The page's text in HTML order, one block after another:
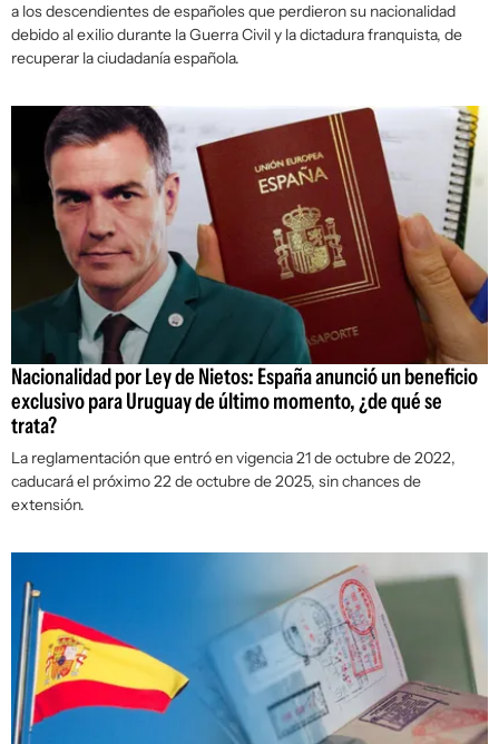
a los descendientes de españoles que perdieron su nacionalidad
debido al exilio durante la Guerra Civil y la dictadura franquista, de
recuperar la ciudadanía española.
Nacionalidad por Ley de Nietos: España anunció un beneficio
exclusivo para Uruguay de último momento, ¿de qué se
trata?
La reglamentación que entró en vigencia 21 de octubre de 2022,
caducará el próximo 22 de octubre de 2025, sin chances de
extensión.